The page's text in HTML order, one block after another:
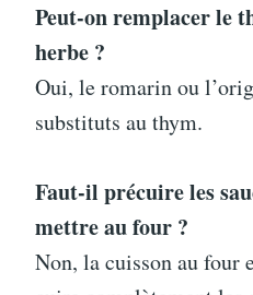
Peut-on remplacer le
herbe ?
Oui, le romarin ou
substituts au thym.
Faut-il précuire les
mettre au four ?
Non, la cuisson au four